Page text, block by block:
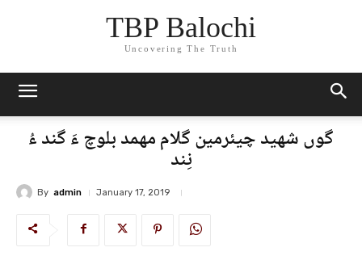
TBP Balochi
Uncovering The Truth
گوں شھید چیئرمین گلام مھمد بلوچ ءَ گند ءُ
نِند
By admin January 17, 2019